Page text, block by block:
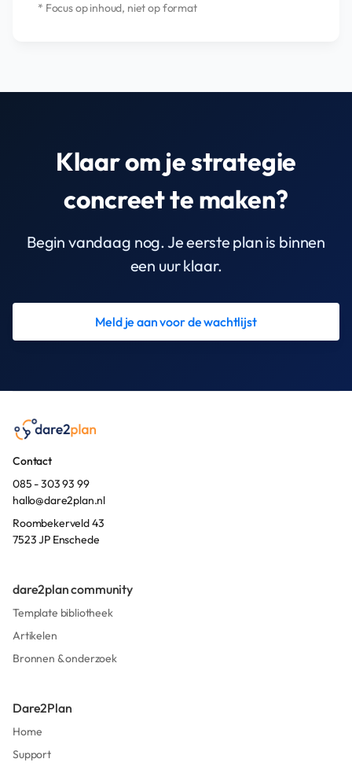
* Focus op inhoud, niet op format
Klaar om je strategie
concreet te maken?
Begin vandaag nog. Je eerste plan is binnen
een uur klaar.
Meld je aan voor de wachtlijst
Contact
085 - 303 93 99
hallo@dare2plan.nl
Roombekerveld 43
7523 JP Enschede
dare2plan community
Template bibliotheek
Artikelen
Bronnen & onderzoek
Dare2Plan
Home
Support